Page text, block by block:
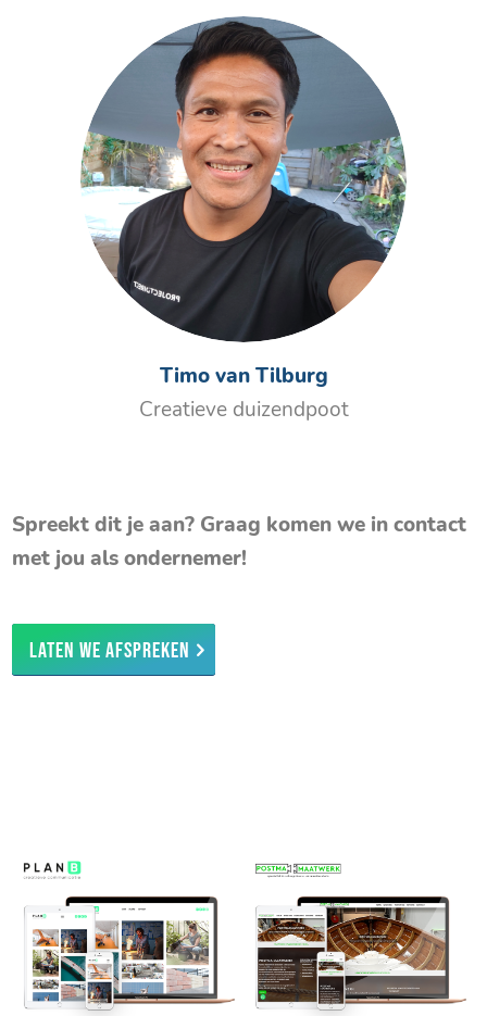
Timo van Tilburg
Creatieve duizendpoot
Spreekt dit je aan? Graag komen we in contact
met jou als ondernemer!
Laten we afspreken